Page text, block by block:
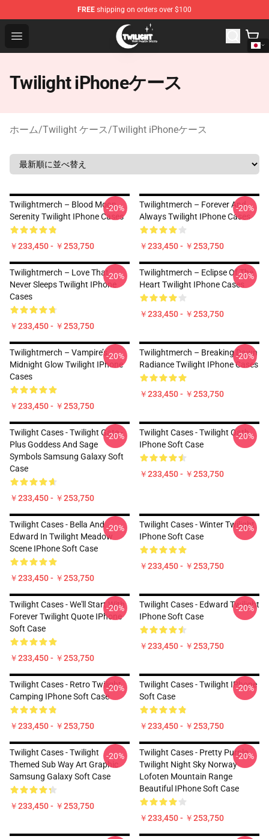
FREE shipping on orders over $100
Open menu
Twilight Store - Official Twilight Merchandise Shop
Twilight iPhoneケース
ホーム/Twilight ケース/Twilight iPhoneケース
Twilightmerch – Blood Moon
Serenity Twilight IPhone Cases
￥233,450 - ￥253,750
-20%
Twilightmerch – Forever And
Always Twilight IPhone Cases
￥233,450 - ￥253,750
-20%
Twilightmerch – Love That
Never Sleeps Twilight IPhone
Cases
￥233,450 - ￥253,750
-20%
Twilightmerch – Eclipse Of The
Heart Twilight IPhone Cases
￥233,450 - ￥253,750
-20%
Twilightmerch – Vampire’s
Midnight Glow Twilight IPhone
Cases
￥233,450 - ￥253,750
-20%
Twilightmerch – Breaking Dawn
Radiance Twilight IPhone Cases
￥233,450 - ￥253,750
-20%
Twilight Cases - Twilight Gate -
Plus Goddess And Sage
Symbols Samsung Galaxy Soft
Case
￥233,450 - ￥253,750
-20%
Twilight Cases - Twilight Oath
IPhone Soft Case
￥233,450 - ￥253,750
-20%
Twilight Cases - Bella And
Edward In Twilight Meadow
Scene IPhone Soft Case
￥233,450 - ￥253,750
-20%
Twilight Cases - Winter Twilight
IPhone Soft Case
￥233,450 - ￥253,750
-20%
Twilight Cases - We'll Start With
Forever Twilight Quote IPhone
Soft Case
￥233,450 - ￥253,750
-20%
Twilight Cases - Edward Twilight
IPhone Soft Case
￥233,450 - ￥253,750
-20%
Twilight Cases - Retro Twilight
Camping IPhone Soft Case
￥233,450 - ￥253,750
-20%
Twilight Cases - Twilight IPhone
Soft Case
￥233,450 - ￥253,750
-20%
Twilight Cases - Twilight
Themed Sub Way Art Graphic
Samsung Galaxy Soft Case
￥233,450 - ￥253,750
-20%
Twilight Cases - Pretty Purple
Twilight Night Sky Norway
Lofoten Mountain Range
Beautiful IPhone Soft Case
￥233,450 - ￥253,750
-20%